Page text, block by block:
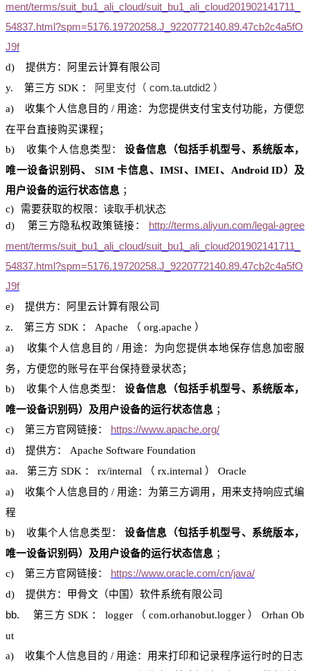
ment/terms/suit_bu1_ali_cloud/suit_bu1_ali_cloud201902141711_
54837.html?spm=5176.19720258.J_9220772140.89.47cb2c4a5fO
J9f
d)
提供方：阿里云计算有限公司
y.
第三方 SDK ： 阿里支付（ com.ta.utdid2 ）
a)
收集个人信息目的 / 用途：为您提供支付宝支付功能，方便您
在平台直接购买课程；
b)
收集个人信息类型：
设备信息（包括手机型号、系统版本，
唯一设备识别码、
SIM卡信息、IMSI、IMEI、 Android ID）及
用户设备的运行状态信息 ；
c)
需要获取的权限： 读取手机状态
d)
第三方隐私权政策链接：
http://terms.aliyun.com/legal-agree
ment/terms/suit_bu1_ali_cloud/suit_bu1_ali_cloud201902141711_
54837.html?spm=5176.19720258.J_9220772140.89.47cb2c4a5fO
J9f
e)
提供方：阿里云计算有限公司
z.
第三方 SDK ： Apache （ org.apache ）
a)
收集个人信息目的 / 用途：为向您提供本地保存信息加密服
务，方便您的账号在平台保持登录状态；
b)
收集个人信息类型：
设备信息（包括手机型号、系统版本，
唯一设备识别码）及用户设备的运行状态信息 ；
c)
第三方官网链接：
https://www.apache.org/
d)
提供方：
Apache Software Foundation
aa.
第三方 SDK ： rx/internal （ rx.internal ）
Oracle
a)
收集个人信息目的 / 用途：为第三方调用，用来支持响应式编
程
b)
收集个人信息类型：
设备信息（包括手机型号、系统版本，
唯一设备识别码）及用户设备的运行状态信息 ；
c)
第三方官网链接：
https://www.oracle.com/cn/java/
d)
提供方：甲骨文（中国）软件系统有限公司
bb.
第三方 SDK ： logger （ com.orhanobut.logger ） OrhanOb
ut
a)
收集个人信息目的 / 用途：用来打印和记录程序运行时的日志